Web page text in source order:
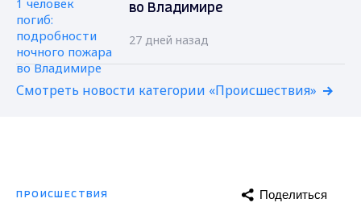
во Владимире
27 дней назад
Смотреть новости категории «Происшествия»
ПРОИСШЕСТВИЯ Поделиться